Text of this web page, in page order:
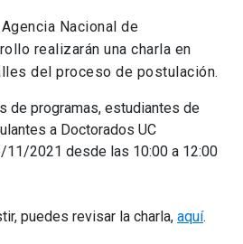
Nacional de
realizarán una charla en
del proceso de postulación.
de programas, estudiantes de
a Doctorados UC
11/2021 desde las 10:00 a 12:00
puedes revisar la charla, aquí.